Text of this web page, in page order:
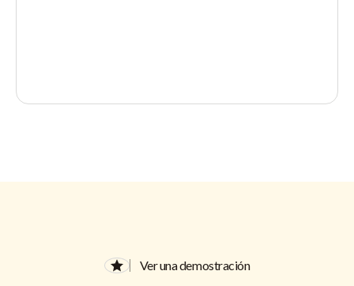
Ver una demostración